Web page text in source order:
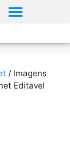
/ Imagens
Editavel